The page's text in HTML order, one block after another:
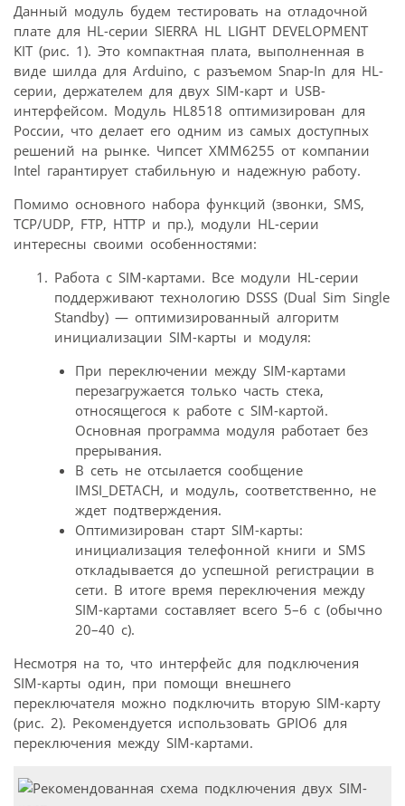
Данный модуль будем тестировать на отладочной
плате для HL-серии SIERRA HL LIGHT DEVELOPMENT
KIT (рис. 1). Это компактная плата, выполненная в
виде шилда для Arduino, с разъемом Snap-In для HL-
серии, держателем для двух SIM-карт и USB-
интерфейсом. Модуль HL8518 оптимизирован для
России, что делает его одним из самых доступных
решений на рынке. Чипсет XMM6255 от компании
Intel гарантирует стабильную и надежную работу.
Помимо основного набора функций (звонки, SMS,
TCP/UDP, FTP, HTTP и пр.), модули HL-серии
интересны своими особенностями:
Работа с SIM-картами. Все модули HL-серии
поддерживают технологию DSSS (Dual Sim Single
Standby) — оптимизированный алгоритм
инициализации SIM-карты и модуля:
При переключении между SIM-картами
перезагружается только часть стека,
относящегося к работе с SIM-картой.
Основная программа модуля работает без
прерывания.
В сеть не отсылается сообщение
IMSI_DETACH, и модуль, соответственно, не
ждет подтверждения.
Оптимизирован старт SIM-карты:
инициализация телефонной книги и SMS
откладывается до успешной регистрации в
сети. В итоге время переключения между
SIM-картами составляет всего 5–6 с (обычно
20–40 с).
Несмотря на то, что интерфейс для подключения
SIM-карты один, при помощи внешнего
переключателя можно подключить вторую SIM-карту
(рис. 2). Рекомендуется использовать GPIO6 для
переключения между SIM-картами.